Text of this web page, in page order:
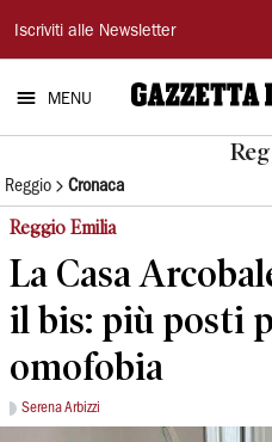
Gazzetta
di
Reggio
Iscriviti alle Newsletter
MENU
Reggio Cronaca
Reggio Emilia
La Casa
il bis: più posti
omofobia
Serena Arbizzi